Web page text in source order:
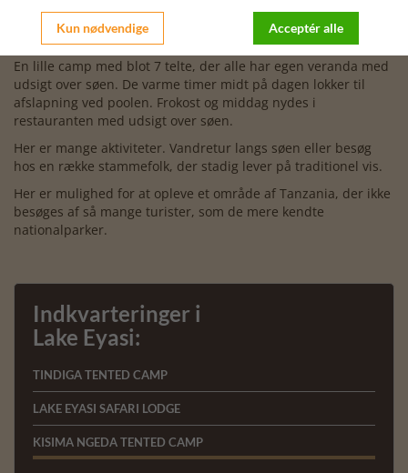
gravsænkningen Great Rift Valley finder vi Kisima Ngeda
Tented Camp.
En lille camp med blot 7 telte, der alle har egen veranda med
udsigt over søen. De varme timer midt på dagen lokker til
afslapning ved poolen. Frokost og middag nydes i
restauranten med udsigt over søen.
Her er mange aktiviteter. Vandretur langs søen eller besøg
hos en række stammefolk, der stadig lever på traditionel vis.
Her er mulighed for at opleve et område af Tanzania, der ikke
besøges af så mange turister, som de mere kendte
nationalparker.
Indkvarteringer i
Lake Eyasi:
TINDIGA TENTED CAMP
LAKE EYASI SAFARI LODGE
KISIMA NGEDA TENTED CAMP
Kun nødvendige Acceptér alle